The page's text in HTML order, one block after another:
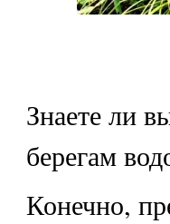
Знаете ли
берегам
Конечно,